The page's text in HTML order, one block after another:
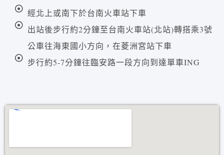
經北上或南下於台南火車站下車
出站後步行約2分鐘至台南火車站(北站)轉搭乘3號
公車往海東國小方向，在菱洲宮站下車
步行約5-7分鐘往臨安路一段方向到達單車ING